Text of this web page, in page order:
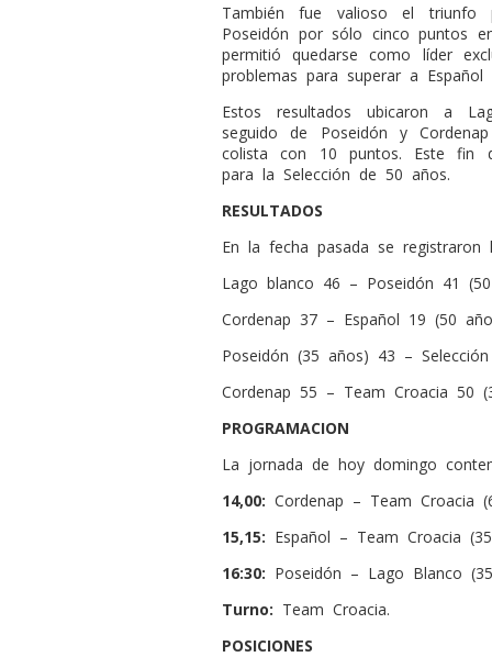
También fue valioso el
Poseidón por sólo cinco puntos
permitió quedarse como líder
problemas para superar a
Estos resultados ubicaron a
seguido de Poseidón y
colista con 10 puntos. Este fin
para la Selección de 50 años.
RESULTADOS
En la fecha pasada se registraron
Lago blanco 46 – Poseidón 41
Cordenap 37 – Español 19 (50
Poseidón (35 años) 43 –
Cordenap 55 – Team Croacia 50
PROGRAMACION
La jornada de hoy domingo
14,00: Cordenap – Team Croacia
15,15: Español – Team Croacia
16:30: Poseidón – Lago Blanco
Turno: Team Croacia.
POSICIONES